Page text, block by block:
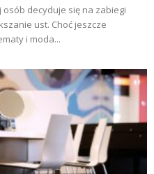
decyduje się na zabiegi
ust. Choć jeszcze
i moda...